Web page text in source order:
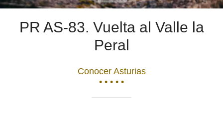
PR AS-83. Vuelta al Valle la
Peral
Conocer Asturias
• • • • •